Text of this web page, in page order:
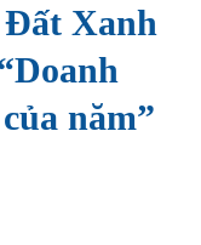
Xanh
năm”